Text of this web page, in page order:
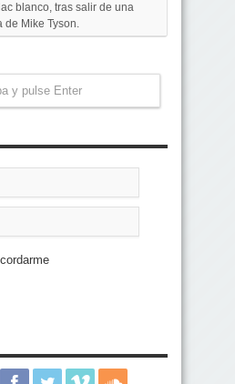
blanco, tras salir de una
de Mike Tyson.